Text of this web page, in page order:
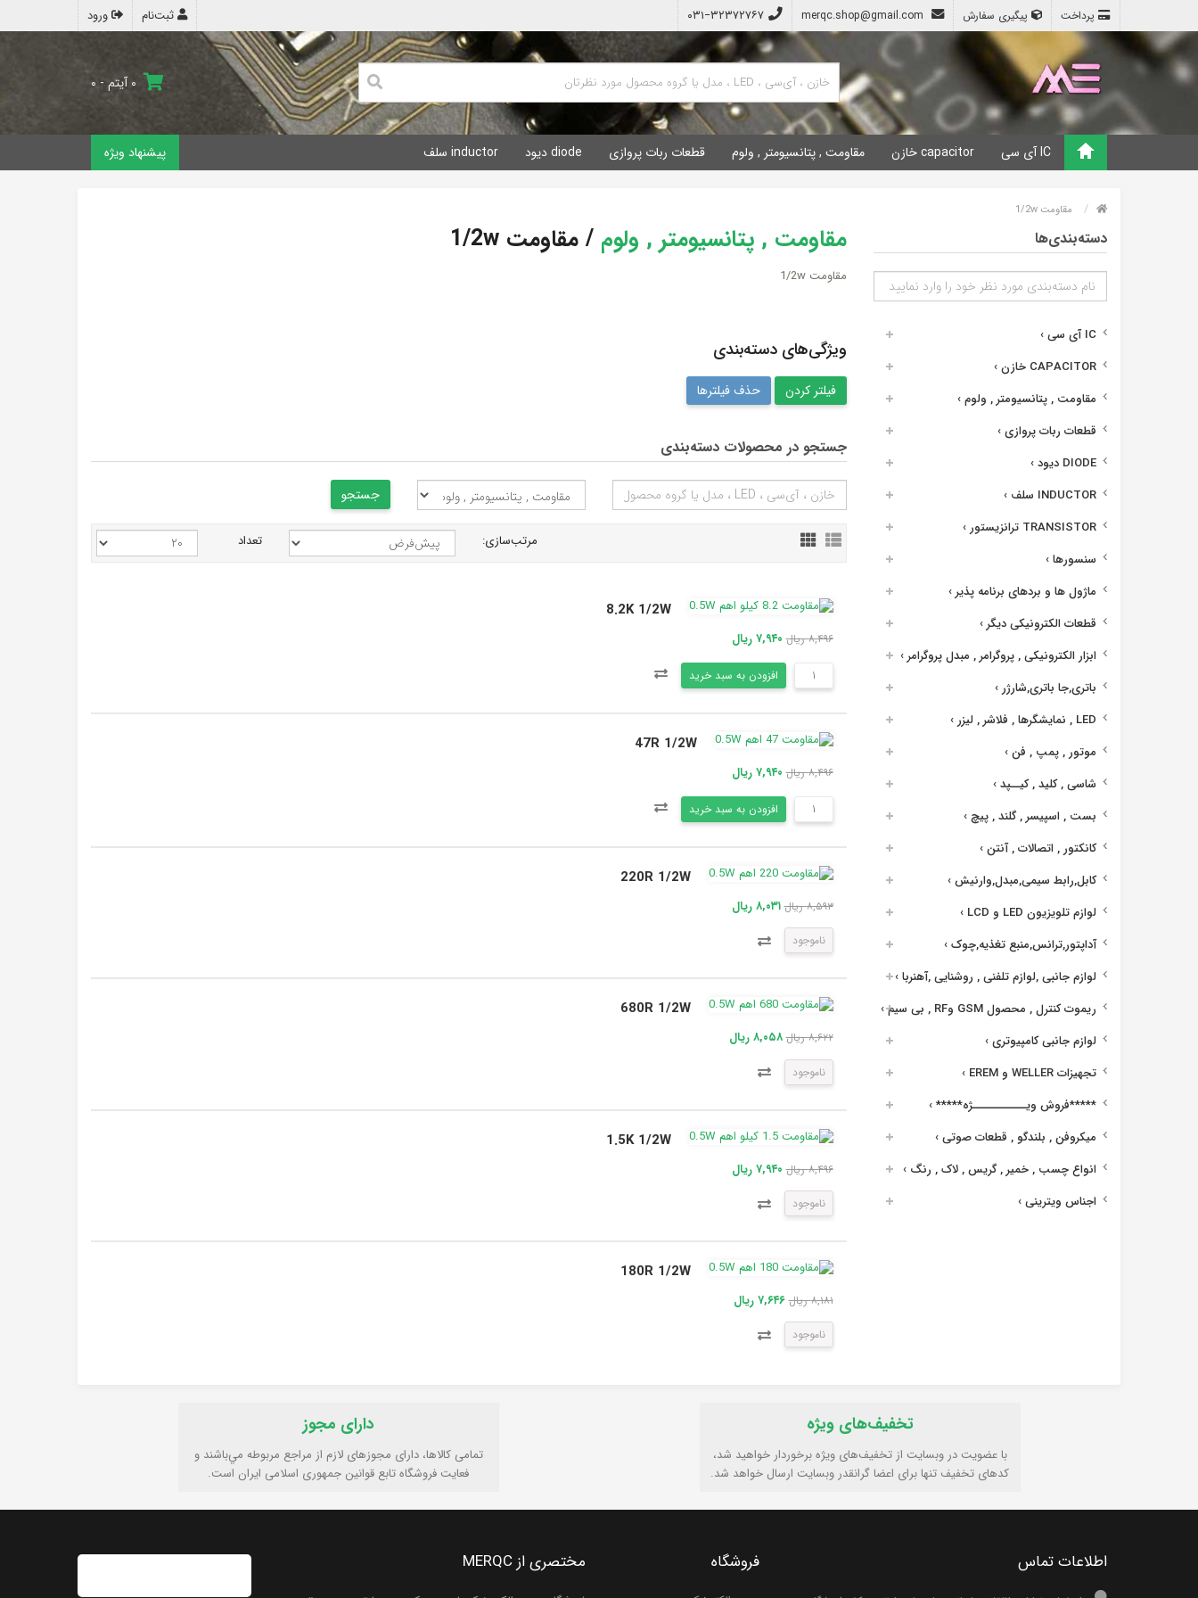
۰۳۱−۳۲۳۷۲۷۶۷ پیگیری سفارش پرداخت ورود ثبت‌نام
۰ آیتم - ۰
IC آی سی capacitor خازن مقاومت , پتانسیومتر , ولوم قطعات ربات پروازی diode دیود inductor سلف پیشنهاد ویژه
مقاومت 1/2w
دسته‌بندی‌ها
IC آی سی
›
CAPACITOR خازن
›
مقاومت , پتانسیومتر , ولوم›
قطعات ربات پروازی›
DIODE دیود
›
INDUCTOR سلف
›
TRANSISTOR ترانزیستور
›
سنسورها›
ماژول ها و بردهای برنامه پذیر›
قطعات الکترونیکی دیگر›
ابزار الکترونیکی , پروگرامر , مبدل پروگرامر›
باتری,جا باتری,شارژر ›
LED , نمایشگرها , فلاشر , لیزر
›
موتور , پمپ , فن›
شاسی , کلید , کیــپد›
بست , اسپیسر , گلند , پیچ›
کانکتور , اتصالات , آنتن›
کابل,رابط سیمی,مبدل,وارنیش›
لوازم تلویزیون LED و LCD
›
آداپتور,ترانس,منبع تغذیه,چوک›
لوازم جانبی ,لوازم تلفنی , روشنایی ,آهنربا›
ریموت کنترل , محصول GSM وRF , بی سیم
›
لوازم جانبی کامپیوتری›
تجهیزات WELLER و EREM
›
*****فروش ویــــــــــــژه*****›
میکروفن , بلندگو , قطعات صوتی›
انواع چسب , خمیر , گریس , لاک , رنگ ›
اجناس ویترینی›
مقاومت , پتانسیومتر , ولوم /مقاومت 1/2w
مقاومت 1/2w
ویژگی‌های دسته‌بندی
حذف فیلترها
جستجو در محصولات دسته‌بندی
مرتب‌سازی: تعداد
8.2K 1/2W
۸,۴۹۶ ریال ۷,۹۴۰ ریال
افزودن به سبد خرید
47R 1/2W
۸,۴۹۶ ریال ۷,۹۴۰ ریال
افزودن به سبد خرید
220R 1/2W
۸,۵۹۳ ریال ۸,۰۳۱ ریال
ناموجود
680R 1/2W
۸,۶۲۲ ریال ۸,۰۵۸ ریال
ناموجود
1.5K 1/2W
۸,۴۹۶ ریال ۷,۹۴۰ ریال
ناموجود
180R 1/2W
۸,۱۸۱ ریال ۷,۶۴۶ ریال
ناموجود
تخفیف‌های ویژه
با عضویت در وبسایت از تخفیف‌های ویژه برخوردار خواهید شد،
کدهای تخفیف تنها برای اعضا گرانقدر وبسایت ارسال خواهد شد.
دارای مجوز
تمامی كالاها، دارای مجوزهای لازم از مراجع مربوطه مي‌باشند و
فعایت فروشگاه تابع قوانين جمهوری اسلامی ايران است.
اطلاعات تماس فروشگاه مختصری از MERQC